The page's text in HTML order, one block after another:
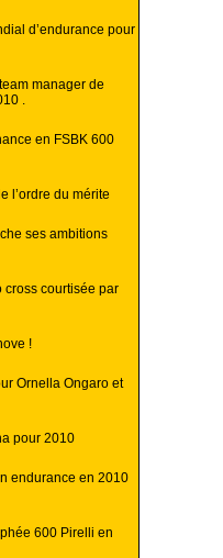
d’endurance pour
manager de
.
en FSBK 600
l’ordre du mérite
ses ambitions
cross courtisée par
!
Ornella Ongaro et
pour 2010
endurance en 2010
600 Pirelli en